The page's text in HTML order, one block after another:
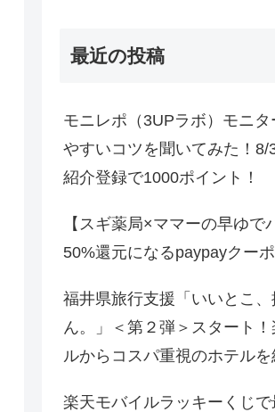
最近の投稿
モニレポ（3UPラボ）モニタ
やすいコツを聞いてみた！8/
紹介登録で1000ポイント！
【スギ薬局×ママーの早ゆで
50%還元になるpaypayクー
福井県旅行支援「いいとこ、
ん。」＜第２弾＞スタート
ルからコスパ重視のホテルを
楽天モバイルラッキーくじ